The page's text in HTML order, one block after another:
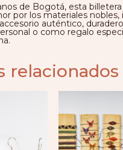
de Bogotá, esta
por los materiales nobles,
auténtico,
o como regalo
relacionados